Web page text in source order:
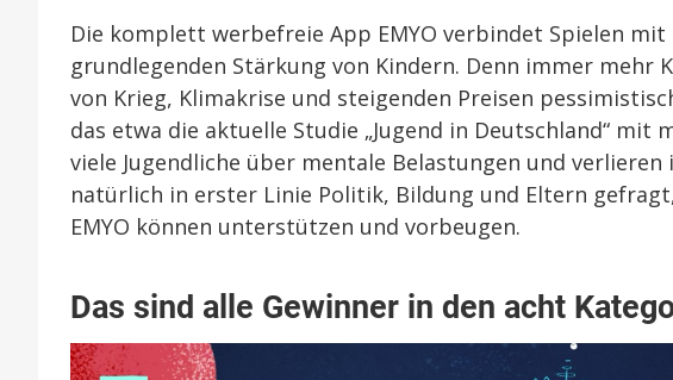
Die komplett werbefreie App EMYO verbindet Spielen
grundlegenden Stärkung von Kindern. Denn immer mehr
von Krieg, Klimakrise und steigenden Preisen
das etwa die aktuelle Studie „Jugend in Deutschland“ mit
viele Jugendliche über mentale Belastungen und
natürlich in erster Linie Politik, Bildung und Eltern
EMYO können unterstützen und vorbeugen.
Das sind alle Gewinner in den acht